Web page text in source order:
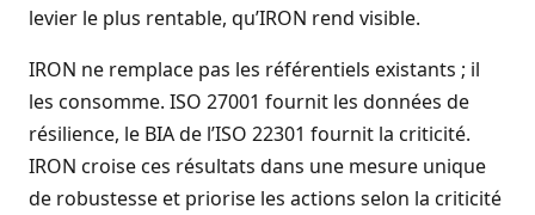
levier le plus rentable, qu’IRON rend visible.
IRON ne remplace pas les référentiels existants ; il
les consomme. ISO 27001 fournit les données de
résilience, le BIA de l’ISO 22301 fournit la criticité.
IRON croise ces résultats dans une mesure unique
de robustesse et priorise les actions selon la criticité